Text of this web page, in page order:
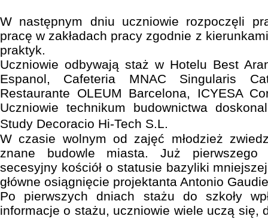
W następnym dniu uczniowie rozpoczęli
pracę w zakładach pracy zgodnie z
praktyk.
Uczniowie odbywają staż w Hotelu Best
Espanol, Cafeteria MNAC Singularis
Restaurante OLEUM Barcelona, ICYESA
Uczniowie technikum budownictwa
Study Decoracio Hi-Tech S.L.
W czasie wolnym od zajęć młodzież
znane budowle miasta. Już pierwszego
secesyjny kościół o statusie bazyliki
główne osiągnięcie projektanta Antonio
Po pierwszych dniach stażu do szkoły
informacje o stażu, uczniowie wiele uczą się,